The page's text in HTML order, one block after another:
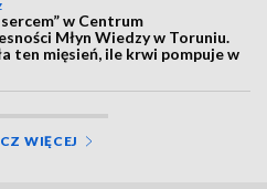
w Centrum
Młyn Wiedzy w Toruniu.
ten mięsień, ile krwi pompuje w
WIĘCEJ